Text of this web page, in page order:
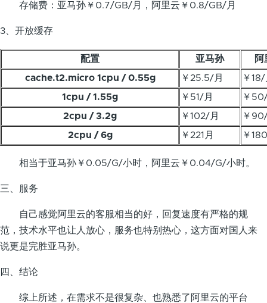
存储费：亚马孙￥0.7/GB/月，阿里云￥0.8/GB/月
3、开放缓存
配置 亚马孙
阿
cache.t2.micro 1cpu / 0.55g
￥25.5/月
￥
1cpu / 1.55g
￥51/月
￥
2cpu / 3.2g
￥102/月
￥
2cpu / 6g
￥221月 ￥
相当于亚马孙￥0.05/G/小时，阿里云￥0.04/G/小时。
三、服务
自己感觉阿里云的客服相当的好，回复速度有严格的规
范，技术水平也让人放心，服务也特别热心，这方面对国人来
说更是完胜亚马孙。
四、结论
综上所述，在需求不是很复杂、也熟悉了阿里云的平台